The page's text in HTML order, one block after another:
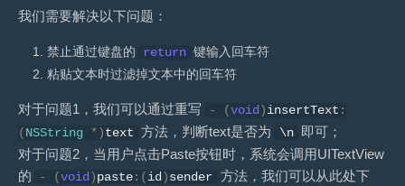
我们需要解决以下问题：
禁止通过键盘的 return 键输入回车符
粘贴文本时过滤掉文本中的回车符
对于问题1，我们可以通过重写 - (void )insertText :
(NSString *)text 方法，判断text是否为 \n 即可；
对于问题2，当用户点击Paste按钮时，系统会调用UITextView
的
- (void )paste:(id )sender 方法，我们可以从此处下